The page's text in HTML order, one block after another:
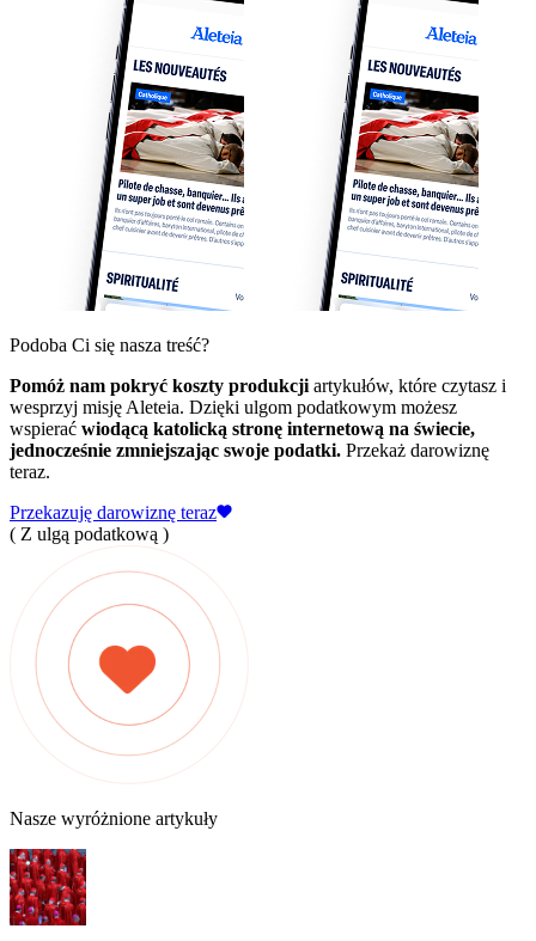
Podoba Ci się nasza treść?
Pomóż nam pokryć koszty produkcji artykułów, które czytasz i
wesprzyj misję Aleteia. Dzięki ulgom podatkowym możesz
wspierać wiodącą katolicką stronę internetową na świecie,
jednocześnie zmniejszając swoje podatki. Przekaż darowiznę
teraz.
Przekazuję darowiznę teraz
( Z ulgą podatkową )
Nasze wyróżnione artykuły